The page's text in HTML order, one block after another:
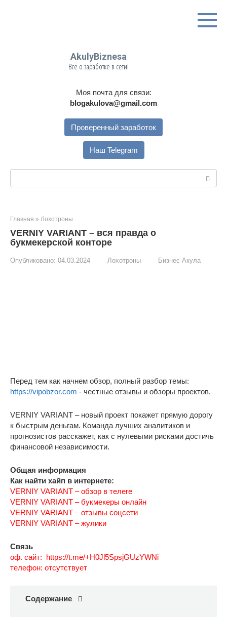
AkulyBiznesa
Все о заработке в сети!
Моя почта для связи:
blogakulova@gmail.com
Проверенный заработок
Наш Telegram
Главная » Лохотроны
VERNIY VARIANT – вся правда о
букмекерской конторе
Опубликовано: 04.03.2024 Лохотроны Бизнес Акула
Перед тем как начнем обзор, полный разбор темы:
https://vipobzor.com - честные отзывы и обзоры проектов.
VERNIY VARIANT – новый проект покажет прямую дорогу
к быстрым деньгам. Команда лучших аналитиков и
прогнозистов расскажет, как с нулевыми рисками достичь
финансовой независимости.
Общая информация
Как найти хайп в интернете:
VERNIY VARIANT – обзор в телеге
VERNIY VARIANT – букмекеры онлайн
VERNIY VARIANT – отзывы соцсети
VERNIY VARIANT – жулики
Связь
оф. сайт: https://t.me/+H0Jl5SpsjGUzYWNi
телефон: отсутствует
Содержание